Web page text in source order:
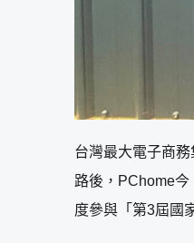
台灣最大電子商
路後，PChome
度參與「第3屆國